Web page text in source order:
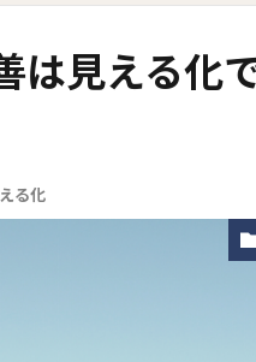
は見える化
る化